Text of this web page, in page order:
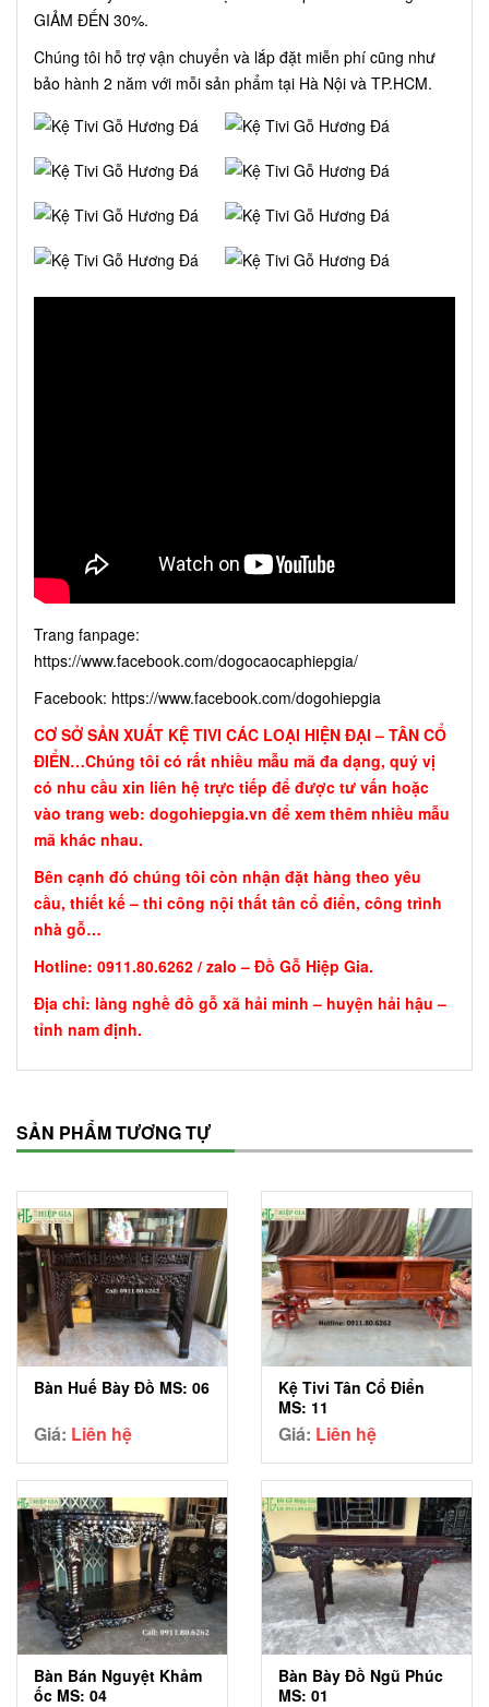
GIẢM ĐẾN 30%.
Chúng tôi hỗ trợ vận chuyển và lắp đặt miễn phí cũng như
bảo hành 2 năm với mỗi sản phẩm tại Hà Nội và TP.HCM.
Trang fanpage:
https://www.facebook.com/dogocaocaphiepgia/
Facebook: https://www.facebook.com/dogohiepgia
CƠ SỞ SẢN XUẤT KỆ TIVI CÁC LOẠI HIỆN ĐẠI – TÂN CỔ
ĐIỂN…Chúng tôi có rất nhiều mẫu mã đa dạng, quý vị
có nhu cầu xin liên hệ trực tiếp để được tư vấn hoặc
vào trang web: dogohiepgia.vn để xem thêm nhiều mẫu
mã khác nhau.
Bên cạnh đó chúng tôi còn nhận đặt hàng theo yêu
cầu, thiết kế – thi công nội thất tân cổ điển, công trình
nhà gỗ…
Hotline: 0911.80.6262 / zalo – Đồ Gỗ Hiệp Gia.
Địa chỉ: làng nghề đồ gỗ xã hải minh – huyện hải hậu –
tỉnh nam định.
SẢN PHẨM TƯƠNG TỰ
Bàn Huế Bày Đồ MS: 06
Giá: Liên hệ
Kệ Tivi Tân Cổ Điển
MS: 11
Giá: Liên hệ
Bàn Bán Nguyệt Khảm
ốc MS: 04
Bàn Bày Đồ Ngũ Phúc
MS: 01